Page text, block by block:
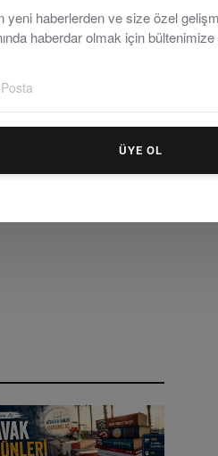
tarafsız olarak
yeni haberlerden ve size özel
haberdar olmak için
ÜYE OL